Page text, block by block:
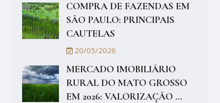
COMPRA DE FAZENDAS EM
SÃO PAULO: PRINCIPAIS
CAUTELAS
20/05/2026
MERCADO IMOBILIÁRIO
RURAL DO MATO GROSSO
EM 2026: VALORIZAÇÃO ...